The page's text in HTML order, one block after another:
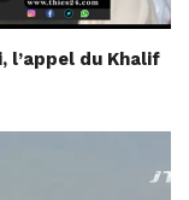
l’appel du Khalif